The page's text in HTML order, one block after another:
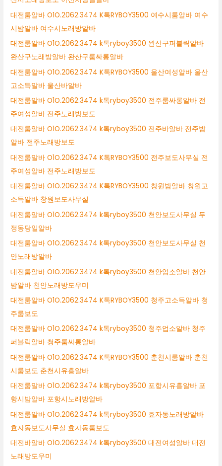
대전룸알바 O1O.2062.3474 K톡RYBOY3500 여수시룸알바 여수
시밤알바 여수시노래방알바
대전룸알바 O1O.2062.3474 k톡ryboy3500 완산구퍼블릭알바
완산구노래방알바 완산구룸싸롱알바
대전룸알바 O1O.2062.3474 K톡RYBOY3500 울산여성알바 울산
고소득알바 울산바알바
대전룸알바 O1O.2062.3474 k톡ryboy3500 전주룸싸롱알바 전
주여성알바 전주노래방보도
대전룸알바 O1O.2062.3474 k톡ryboy3500 전주바알바 전주밤
알바 전주노래방보도
대전룸알바 O1O.2062.3474 K톡RYBOY3500 전주보도사무실 전
주여성알바 전주노래방보도
대전룸알바 O1O.2062.3474 K톡RYBOY3500 창원밤알바 창원고
소득알바 창원보도사무실
대전룸알바 O1O.2062.3474 k톡ryboy3500 천안보도사무실 두
정동당일알바
대전룸알바 O1O.2062.3474 k톡ryboy3500 천안보도사무실 천
안노래방알바
대전룸알바 O1O.2062.3474 k톡ryboy3500 천안업소알바 천안
밤알바 천안노래방도우미
대전룸알바 O1O.2062.3474 K톡RYBOY3500 청주고소득알바 청
주룸보도
대전룸알바 O1O.2062.3474 k톡ryboy3500 청주업소알바 청주
퍼블릭알바 청주룸싸롱알바
대전룸알바 O1O.2062.3474 K톡RYBOY3500 춘천시룸알바 춘천
시룸보도 춘천시유흥알바
대전룸알바 O1O.2062.3474 k톡ryboy3500 포항시유흥알바 포
항시밤알바 포항시노래방알바
대전룸알바 O1O.2062.3474 k톡ryboy3500 효자동노래방알바
효자동보도사무실 효자동룸보도
대전바알바 O1O.2062.3474 k톡ryboy3500 대전여성알바 대전
노래방도우미